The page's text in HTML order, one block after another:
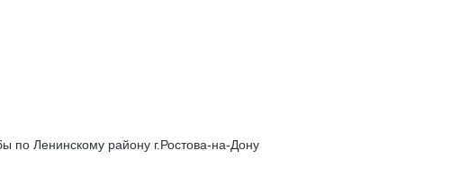
по Ленинскому району г.Ростова-на-Дону